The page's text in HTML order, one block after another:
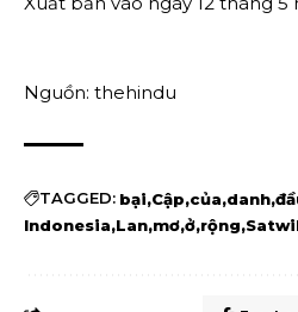
Nguồn: thehindu
TAGGED: bại Cập của danh
Indonesia Lan mơ ở rộng